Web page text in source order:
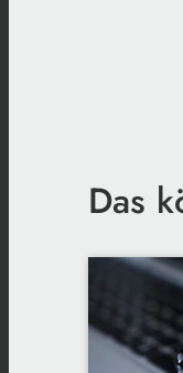
Das